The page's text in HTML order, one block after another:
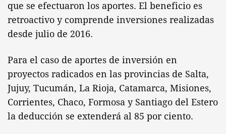
que se efectuaron los aportes. El beneficio es
retroactivo y comprende inversiones realizadas
desde julio de 2016.
Para el caso de aportes de inversión en
proyectos radicados en las provincias de Salta,
Jujuy, Tucumán, La Rioja, Catamarca, Misiones,
Corrientes, Chaco, Formosa y Santiago del Estero
la deducción se extenderá al 85 por ciento.